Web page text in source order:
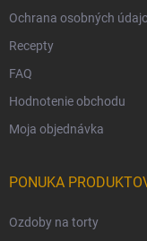
Ochrana osobných
Recepty
FAQ
Hodnotenie obchodu
Moja objednávka
PONUKA
Ozdoby na torty